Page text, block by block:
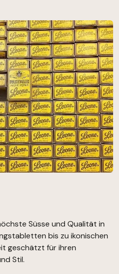
Süsse und Qualität in
bis zu ikonischen
geschätzt für ihren
Stil.